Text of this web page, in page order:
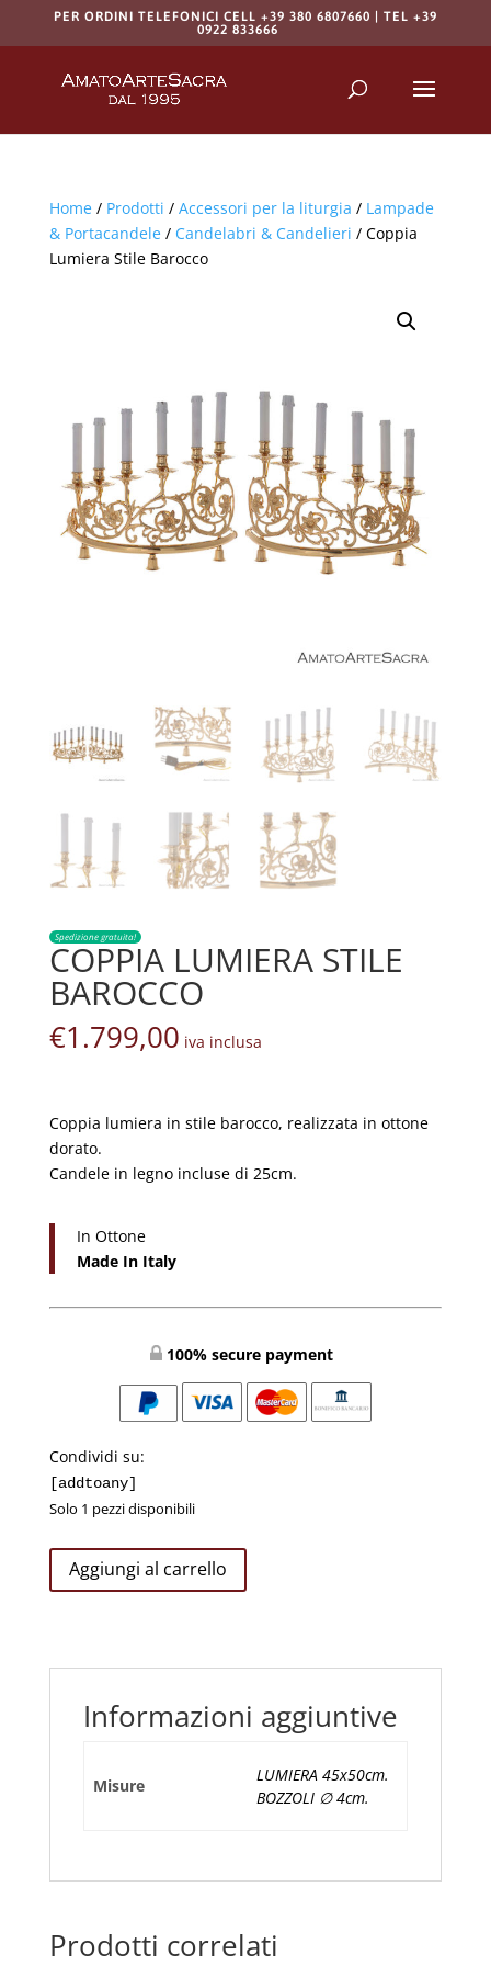
PER ORDINI TELEFONICI CELL +39 380 6807660 | TEL +39
0922 833666
Home/ Prodotti / Accessori per la liturgia / Lampade
& Portacandele/ Candelabri & Candelieri / Coppia
Lumiera Stile Barocco
Spedizione gratuita!
COPPIA LUMIERA STILE
BAROCCO
€1.799,00 iva inclusa
Coppia lumiera in stile barocco, realizzata in ottone
dorato.
Candele in legno incluse di 25cm.
In Ottone
Made In Italy
100% secure payment
Condividi su:
[addtoany]
Solo 1 pezzi disponibili
Coppia
Lumiera
Aggiungi al carrello
Informazioni aggiuntive
Misure
LUMIERA 45x50cm.
BOZZOLI ∅ 4cm.
Prodotti correlati